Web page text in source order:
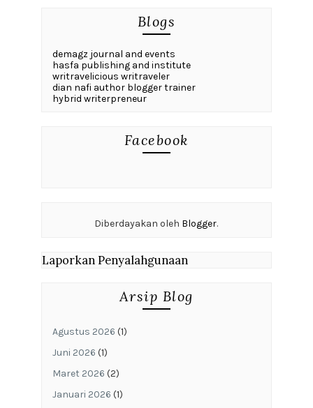
Blogs
demagz journal and events
hasfa publishing and institute
writravelicious writraveler
dian nafi author blogger trainer
hybrid writerpreneur
Facebook
Diberdayakan oleh Blogger.
Laporkan Penyalahgunaan
Arsip Blog
Agustus 2026 (1)
Juni 2026 (1)
Maret 2026 (2)
Januari 2026 (1)